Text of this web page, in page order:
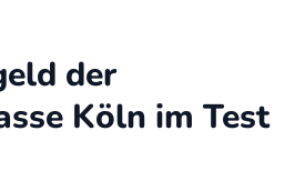
der
Köln im Test